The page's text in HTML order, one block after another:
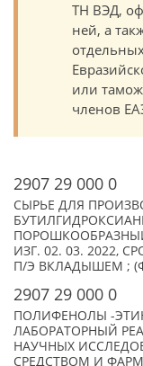
ТН ВЭД,
ней, а
или
членов
2907 29 000 0
СЫРЬЕ ДЛЯ
ПОРОШКООБРАЗНЫЙ,
ИЗГ. 02. 03. 2022,
П/Э ВКЛАДЫШЕМ ;
2907 29 000 0
ПОЛИФЕНОЛЫ -
ЛАБОРАТОРНЫЙ
НАУЧНЫХ
СРЕДСТВОМ И